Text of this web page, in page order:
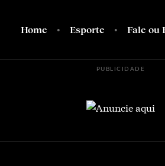
Home Esporte Fale ou
PUBLICIDADE